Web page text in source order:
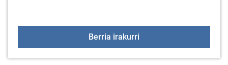
Berria irakurri